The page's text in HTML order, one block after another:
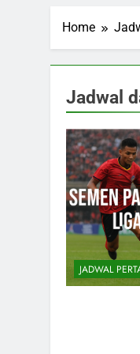
Home
Jadwal
JADWAL